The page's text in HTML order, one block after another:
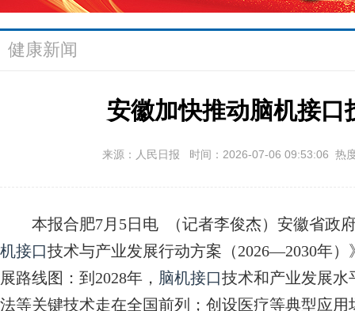
健康新闻
安徽加快推动脑机接口
来源：人民日报 时间：2026-07-06 09:53:06 热
本报合肥7月5日电 （记者李俊杰）安徽省政
机接口技术与产业发展行动方案（2026—2030年）
展路线图：到2028年， 脑机接口技术和产业发展水
法等关键技术走在全国前列；创设医疗等典型应